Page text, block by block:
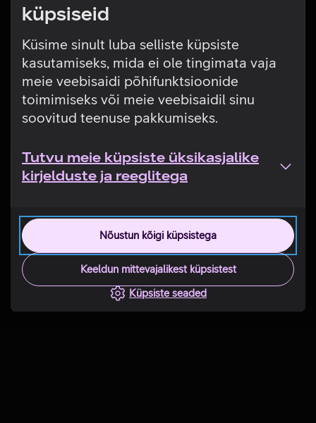
küpsiseid
Küsime sinult luba selliste küpsiste
kasutamiseks, mida ei ole tingimata vaja
meie veebisaidi põhifunktsioonide
toimimiseks või meie veebisaidil sinu
soovitud teenuse pakkumiseks.
Tutvu meie küpsiste üksikasjalike
kirjelduste ja reeglitega
Nõustun kõigi küpsistega
Keeldun mittevajalikest küpsistest
Küpsiste seaded
Tehniline viga